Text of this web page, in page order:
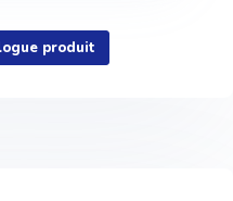
produit